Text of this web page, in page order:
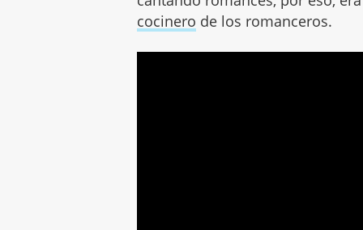
cocinero de los romanceros.